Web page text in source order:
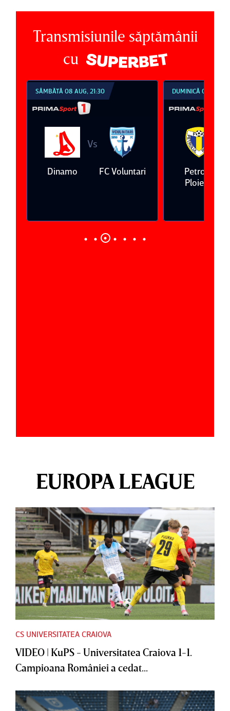
Transmisiunile săptămânii
cu
DUMINICĂ 09 AUG, 18:30
Petrolul
Vs
Oţelul Galaţi
DUMINICĂ 09
Craiova
EUROPA LEAGUE
CS UNIVERSITATEA CRAIOVA
VIDEO | KuPS - Universitatea Craiova 1-1.
Campioana României a cedat...